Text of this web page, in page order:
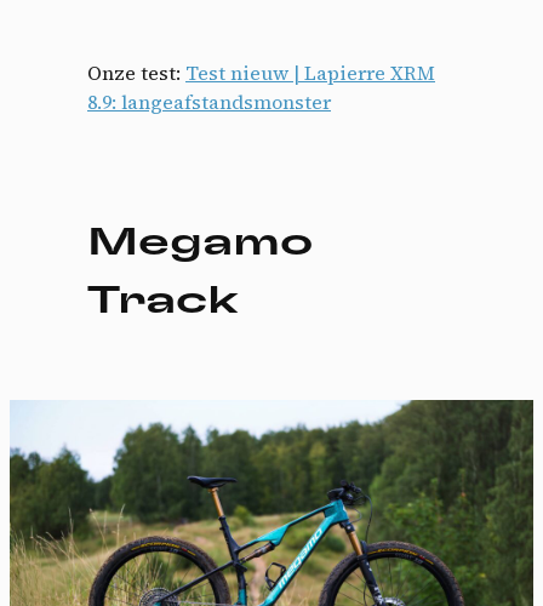
Onze test: Test nieuw | Lapierre XRM
8.9: langeafstandsmonster
Megamo
Track